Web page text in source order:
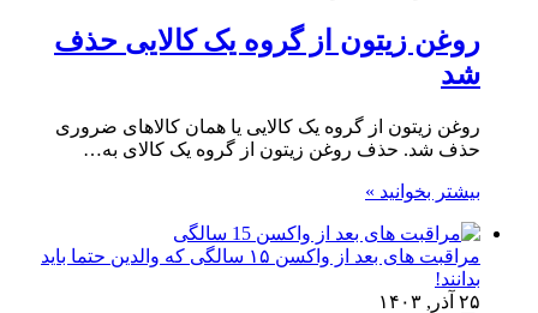
روغن زیتون از گروه یک کالایی حذف
شد
روغن زیتون از گروه یک کالایی یا همان کالاهای ضروری
حذف شد. حذف روغن زیتون از گروه یک کالای به…
بیشتر بخوانید »
مراقبت های بعد از واکسن ۱۵ سالگی که والدین حتما باید
بدانند!
۲۵ آذر, ۱۴۰۳